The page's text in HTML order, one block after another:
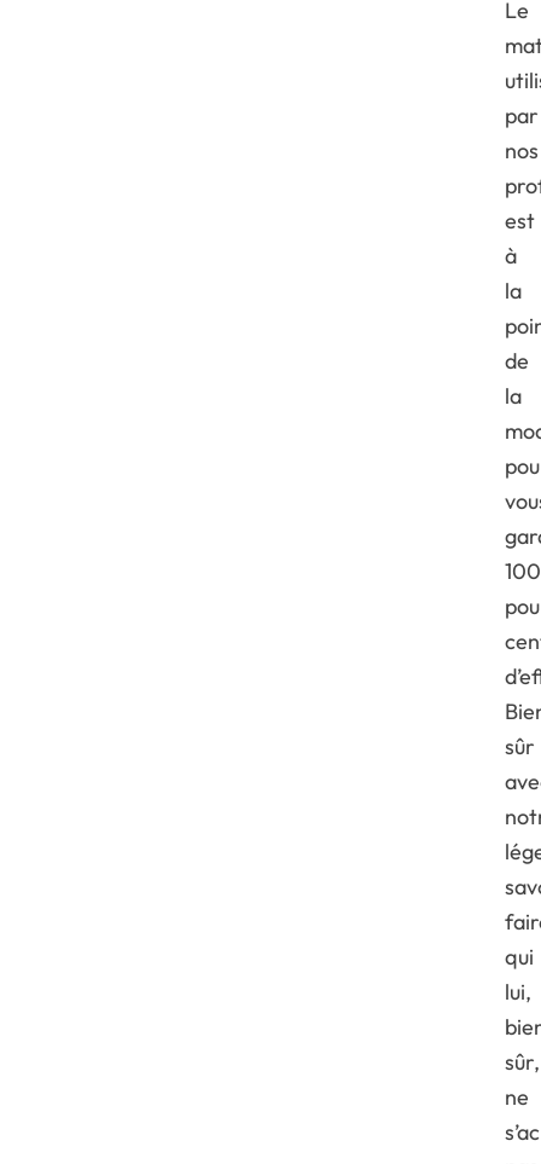
Le
par
nos
est
à
la
de
la
100
sûr
qui
lui,
sûr,
ne